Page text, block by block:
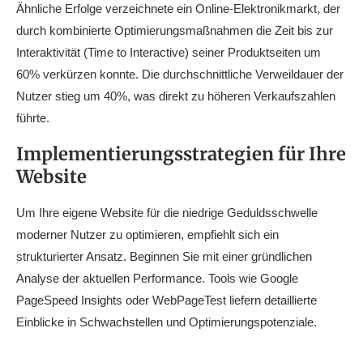
Ähnliche Erfolge verzeichnete ein Online-Elektronikmarkt, der
durch kombinierte Optimierungsmaßnahmen die Zeit bis zur
Interaktivität (Time to Interactive) seiner Produktseiten um
60% verkürzen konnte. Die durchschnittliche Verweildauer der
Nutzer stieg um 40%, was direkt zu höheren Verkaufszahlen
führte.
Implementierungsstrategien für Ihre
Website
Um Ihre eigene Website für die niedrige Geduldsschwelle
moderner Nutzer zu optimieren, empfiehlt sich ein
strukturierter Ansatz. Beginnen Sie mit einer gründlichen
Analyse der aktuellen Performance. Tools wie Google
PageSpeed Insights oder WebPageTest liefern detaillierte
Einblicke in Schwachstellen und Optimierungspotenziale.